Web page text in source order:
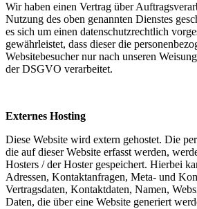
Wir haben einen Vertrag über
Nutzung des oben genannten Dienstes
es sich um einen datenschutzrechtlich
gewährleistet, dass dieser die
Websitebesucher nur nach unseren
der DSGVO verarbeitet.
Externes Hosting
Diese Website wird extern gehostet. Die
die auf dieser Website erfasst werden,
Hosters / der Hoster gespeichert. Hierbei
Adressen, Kontaktanfragen, Meta- und
Vertragsdaten, Kontaktdaten, Namen,
Daten, die über eine Website generiert